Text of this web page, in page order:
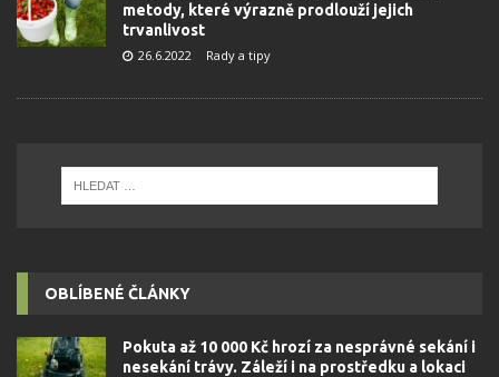
metody, které výrazně prodlouží jejich
trvanlivost
26.6.2022 Rady a tipy
OBLÍBENÉ ČLÁNKY
Pokuta až 10 000 Kč hrozí za nesprávné sekání i
nesekání trávy. Záleží i na prostředku a lokaci